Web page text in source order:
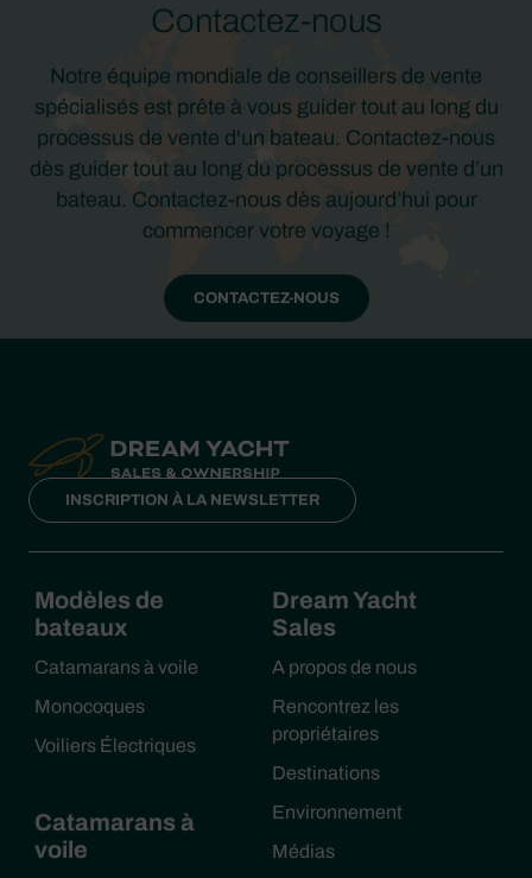
Contactez-nous
Notre équipe mondiale de conseillers de vente
spécialisés est prête à vous guider tout au long du
processus de vente d'un bateau. Contactez-nous
dès guider tout au long du processus de vente d’un
bateau. Contactez-nous dès aujourd’hui pour
commencer votre voyage !
CONTACTEZ-NOUS
INSCRIPTION À LA NEWSLETTER
Modèles de
bateaux
Catamarans à voile
Monocoques
Voiliers Électriques
Catamarans à
voile
Dream Yacht
Sales
A propos de nous
Rencontrez les
propriétaires
Destinations
Environnement
Médias